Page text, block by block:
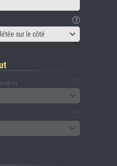
sur le côté